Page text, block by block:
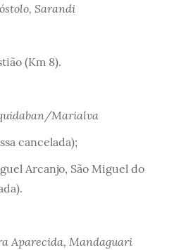
Sarandi
(Km 8).
Marialva
cancelada);
Arcanjo, São Miguel do
Aparecida, Mandaguari